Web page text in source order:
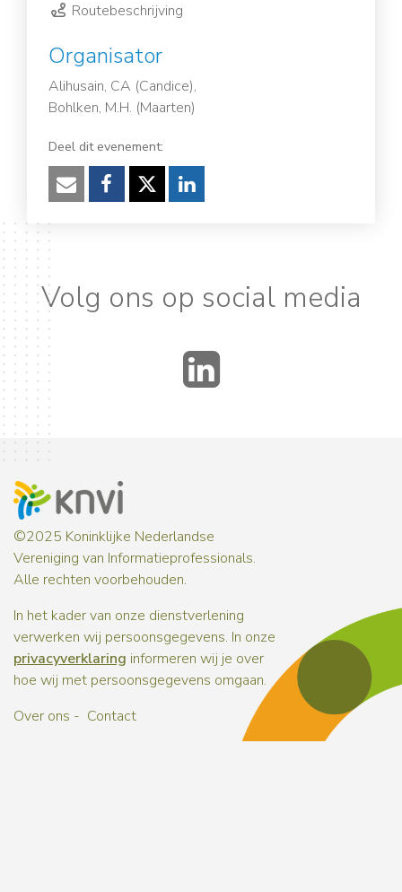
Routebeschrijving
Organisator
Alihusain, CA (Candice),
Bohlken, M.H. (Maarten)
Deel dit evenement:
Verzenden
Facebook
TwitterLinkedIn
Volg ons op social media
©2025 Koninklijke Nederlandse
Vereniging van Informatieprofessionals.
Alle rechten voorbehouden.
In het kader van onze dienstverlening
verwerken wij persoonsgegevens. In onze
privacyverklaring informeren wij je over
hoe wij met persoonsgegevens omgaan.
Over ons
Contact